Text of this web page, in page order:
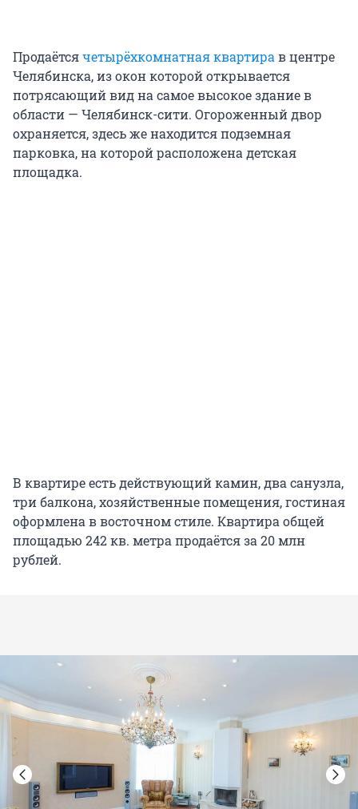
Продаётсячетырёхкомнатная квартирав центре
Челябинска, из окон которой открывается
потрясающий вид на самое высокое здание в
области — Челябинск-сити. Огороженный двор
охраняется, здесь же находится подземная
парковка, на которой расположена детская
площадка.
В квартире есть действующий камин, два санузла,
три балкона, хозяйственные помещения, гостиная
оформлена в восточном стиле. Квартира общей
площадью 242 кв. метра продаётся за 20 млн
рублей.